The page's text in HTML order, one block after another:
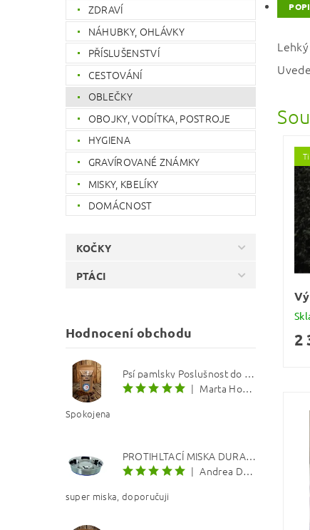
ZDRAVÍ
NÁHUBKY, OHLÁVKY
PŘÍSLUŠENSTVÍ
CESTOVÁNÍ
OBLEČKY
OBOJKY, VODÍTKA, POSTROJE
HYGIENA
GRAVÍROVANÉ ZNÁMKY
MISKY, KBELÍKY
DOMÁCNOST
KOČKY
PTÁCI
Hodnocení obchodu
Psí pamlsky Poslušnost do kapsy: Treska s červenou řepou 12 mm
|
Marta Hourová
Spokojena
PROTIHLTACÍ MISKA DURAPET
|
Andrea Dosoudilová
super miska, doporučuji
2